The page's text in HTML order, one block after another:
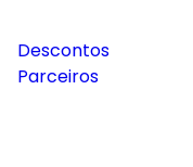
Descontos
Parceiros